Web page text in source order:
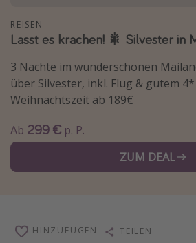
Japan Rundreise
Reisethemen
Alle Reisethemen
Disneyland Paris
Strandurlaub
REISEN
Lasst es krachen! 🎇 Silvester
3 Nächte im wunderschönen
über Silvester, inkl. Flug & gutem
Weihnachtszeit ab 189€
Ab 299 € p. P.
ZUM DEAL
HINZUFÜGEN TEILEN